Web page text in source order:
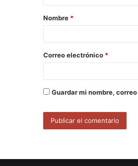
a
r
*
Nombre *
Correo electrónico *
Guardar mi nombre,